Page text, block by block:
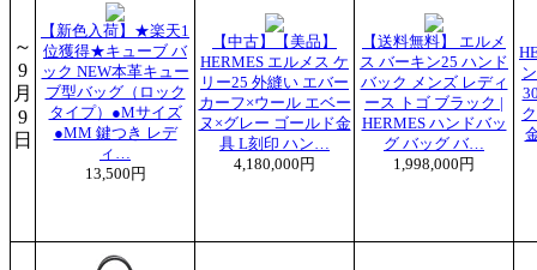
～
9
月
9
日
【新色入荷】★楽天1
位獲得★キューブ バ
ック NEW本革キュー
ブ型バッグ（ロック
タイプ）●Mサイズ
●MM 鍵つき レデ
ィ…
13,500円
【中古】【美品】
HERMES エルメス ケ
リー25 外縫い エバー
カーフ×ウール エベー
ヌ×グレー ゴールド金
具 L刻印 ハン…
4,180,000円
【送料無料】 エルメ
ス バーキン25 ハンド
バック メンズ レディ
ース トゴ ブラック |
HERMES ハンドバッ
グ バッグ バ…
1,998,000円